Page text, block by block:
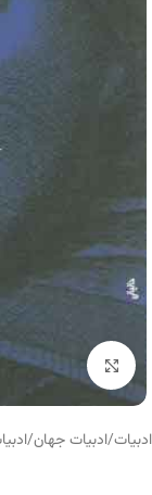
برای بزرگنمایی
ادبیات/ادبیات جهان/